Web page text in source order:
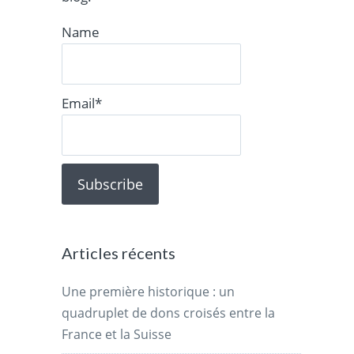
Name
Email*
Articles récents
Une première historique : un
quadruplet de dons croisés entre la
France et la Suisse